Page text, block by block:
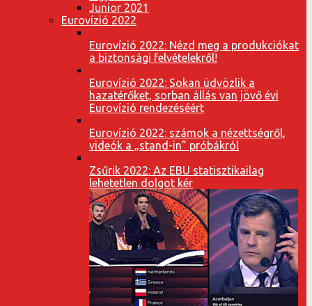
Junior 2021
Eurovízió 2022
Eurovízió 2022: Nézd meg a produkciókat
a biztonsági felvételekről!
Eurovízió 2022: Sokan üdvözlik a
hazatérőket, sorban állás van jövő évi
Eurovízió rendezéséért
Eurovízió 2022: számok a nézettségről,
videók a „stand-in” próbákról
Zsűrik 2022: Az EBU statisztikailag
lehetetlen dolgot kér